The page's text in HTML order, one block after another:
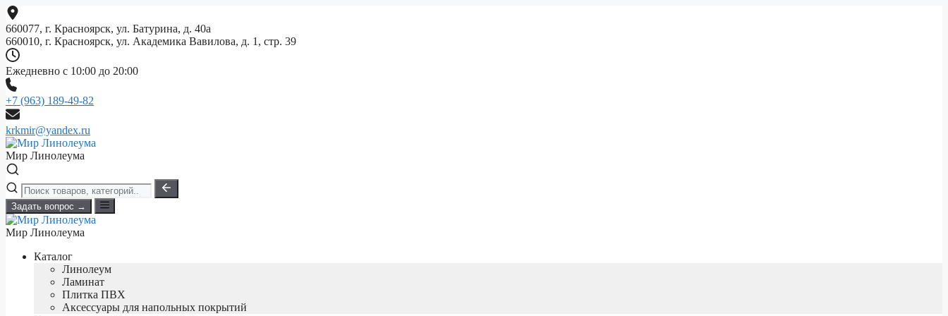
Перейти
к
содержимому
660077, г. Красноярск, ул. Батурина, д. 40а
660010, г. Красноярск, ул. Академика Вавилова, д. 1, стр. 39
Ежедневно с 10:00 до 20:00
+7 (963) 189-49-82
krkmir@yandex.ru
Мир Линолеума
Задать вопрос →
Мир Линолеума
Каталог
Линолеум
Ламинат
Плитка ПВХ
Аксессуары для напольных покрытий